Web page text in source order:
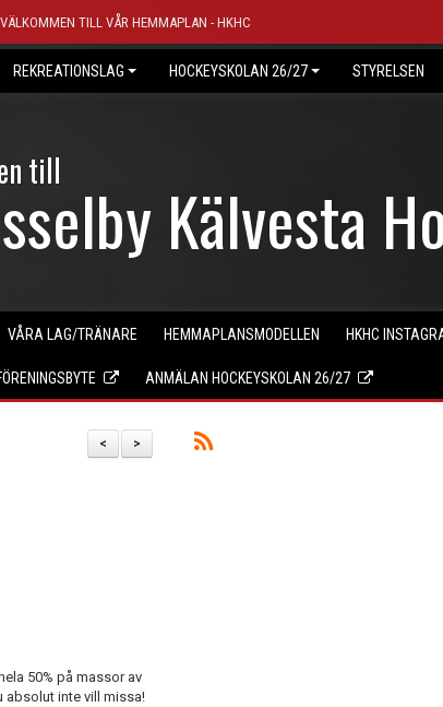
VÄLKOMMEN TILL VÅR HEMMAPLAN - HKHC
REKREATIONSLAG HOCKEYSKOLAN 26/27 STYRELSEN
Kälvesta
till
VÅRA LAG/TRÄNARE HEMMAPLANSMODELLEN HKHC
ANMÄLAN HOCKEYSKOLAN 26/27
>
<
50% på massor av
absolut inte vill missa!